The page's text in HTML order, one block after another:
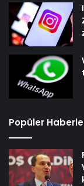
Popüler